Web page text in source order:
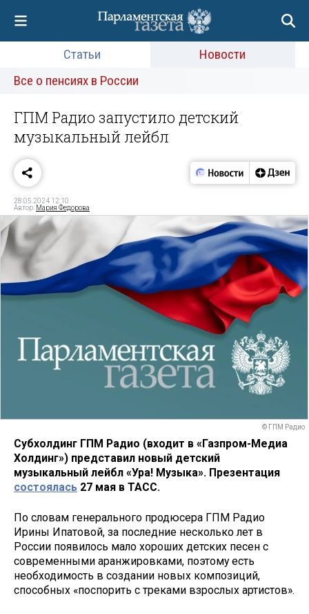
Статьи
Новости
Все о пенсиях в России
ГПМ Радио запустило детский
музыкальный лейбл
28.05.2024 12:10
Автор: Мария Федорова
© ГПМ Радио
Субхолдинг ГПМ Радио (входит в «Газпром-Медиа
Холдинг») представил новый детский
музыкальный лейбл «Ура! Музыка». Презентация
состоялась 27 мая в ТАСС.
По словам генерального продюсера ГПМ Радио
Ирины Ипатовой, за последние несколько лет в
России появилось мало хороших детских песен с
современными аранжировками, поэтому есть
необходимость в создании новых композиций,
способных «поспорить с треками взрослых артистов».